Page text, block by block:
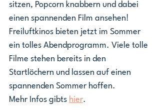
sitzen, Popcorn knabbern und dabei
einen spannenden Film ansehen!
Freiluftkinos bieten jetzt im Sommer
ein tolles Abendprogramm. Viele tolle
Filme stehen bereits in den
Startlöchern und lassen auf einen
spannenden Sommer hoffen.
Mehr Infos gibts hier.